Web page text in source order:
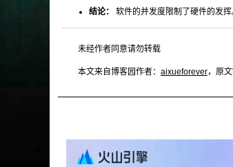
结论： 软件的并发度限制了硬件的发
未经作者同意请勿转载
本文来自博客园作者： aixueforever，原文